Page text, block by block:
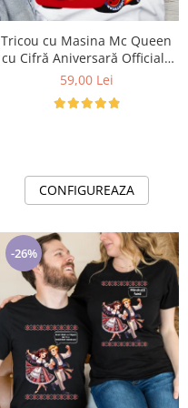
Tricou cu Masina Mc Queen
cu Cifră Aniversară Official|
Cadou Personalizat e-CADOU
59,00 Lei
CONFIGUREAZA
-26%